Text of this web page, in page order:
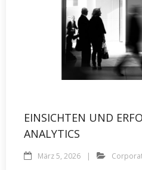
EINSICHTEN UND
ANALYTICS
März 5, 2026